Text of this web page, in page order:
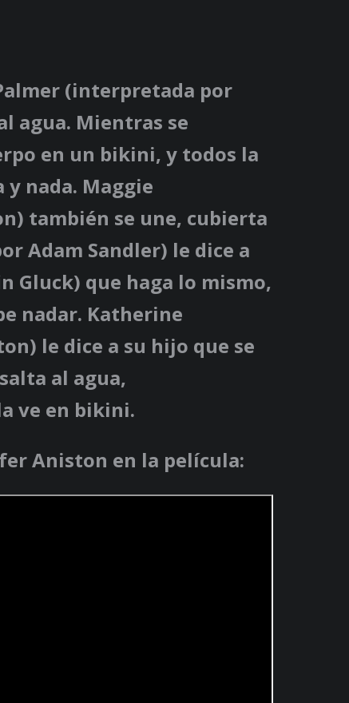
(interpretada por
agua. Mientras se
en un bikini, y todos la
y nada. Maggie
) también se une, cubierta
Adam Sandler) le dice a
Gluck) que haga lo mismo,
nadar. Katherine
) le dice a su hijo que se
al agua,
ve en bikini.
Aniston en la película: